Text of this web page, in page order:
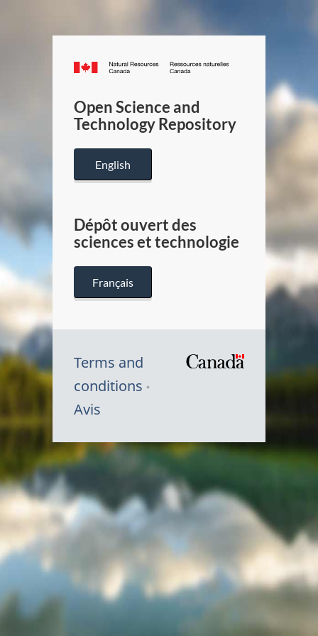
Canada.ca
/
Canada
Open Science and
Technology Repository
English
Dépôt ouvert des
sciences et technologie
Français
Terms and
conditions
Avis
Symbole
du